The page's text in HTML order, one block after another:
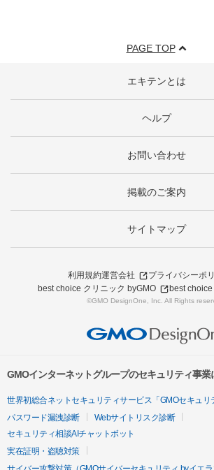
PAGE TOP
エキテンとは
ヘルプ
お問い合わせ
掲載のご案内
サイトマップ
利用規約運営会社
プライバシーポ
best choice クリニック byGMO
best
©GMO DesignOne, Inc. All Rights
GMOインターネットグループのセキュリティ事業
世界初総合ネットセキュリティサービス「GMOセキュリ
パスワード漏洩診断
Webサイトリスク診断
セキュリティ相談AIチャットボット
実在証明・盗聴対策